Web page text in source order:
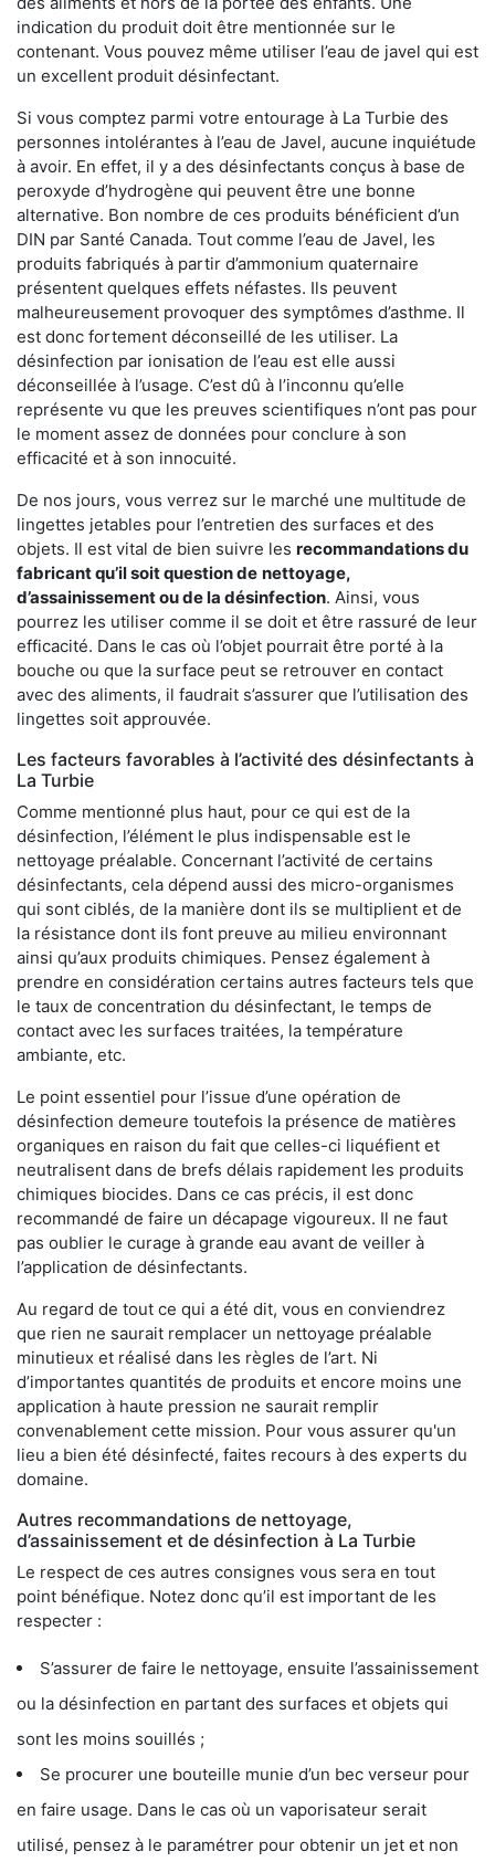
indication du produit doit être mentionnée sur le
contenant. Vous pouvez même utiliser l’eau de javel qui est
un excellent produit désinfectant.
Si vous comptez parmi votre entourage à La Turbie des
personnes intolérantes à l’eau de Javel, aucune inquiétude
à avoir. En effet, il y a des désinfectants conçus à base de
peroxyde d’hydrogène qui peuvent être une bonne
alternative. Bon nombre de ces produits bénéficient d’un
DIN par Santé Canada. Tout comme l’eau de Javel, les
produits fabriqués à partir d’ammonium quaternaire
présentent quelques effets néfastes. Ils peuvent
malheureusement provoquer des symptômes d’asthme. Il
est donc fortement déconseillé de les utiliser. La
désinfection par ionisation de l’eau est elle aussi
déconseillée à l’usage. C’est dû à l’inconnu qu’elle
représente vu que les preuves scientifiques n’ont pas pour
le moment assez de données pour conclure à son
efficacité et à son innocuité.
De nos jours, vous verrez sur le marché une multitude de
lingettes jetables pour l’entretien des surfaces et des
objets. Il est vital de bien suivre les recommandations du
fabricant qu’il soit question de nettoyage,
d’assainissement ou de la désinfection. Ainsi, vous
pourrez les utiliser comme il se doit et être rassuré de leur
efficacité. Dans le cas où l’objet pourrait être porté à la
bouche ou que la surface peut se retrouver en contact
avec des aliments, il faudrait s’assurer que l’utilisation des
lingettes soit approuvée.
Les facteurs favorables à l’activité des désinfectants à
La Turbie
Comme mentionné plus haut, pour ce qui est de la
désinfection, l’élément le plus indispensable est le
nettoyage préalable. Concernant l’activité de certains
désinfectants, cela dépend aussi des micro-organismes
qui sont ciblés, de la manière dont ils se multiplient et de
la résistance dont ils font preuve au milieu environnant
ainsi qu’aux produits chimiques. Pensez également à
prendre en considération certains autres facteurs tels que
le taux de concentration du désinfectant, le temps de
contact avec les surfaces traitées, la température
ambiante, etc.
Le point essentiel pour l’issue d’une opération de
désinfection demeure toutefois la présence de matières
organiques en raison du fait que celles-ci liquéfient et
neutralisent dans de brefs délais rapidement les produits
chimiques biocides. Dans ce cas précis, il est donc
recommandé de faire un décapage vigoureux. Il ne faut
pas oublier le curage à grande eau avant de veiller à
l’application de désinfectants.
Au regard de tout ce qui a été dit, vous en conviendrez
que rien ne saurait remplacer un nettoyage préalable
minutieux et réalisé dans les règles de l’art. Ni
d’importantes quantités de produits et encore moins une
application à haute pression ne saurait remplir
convenablement cette mission. Pour vous assurer qu'un
lieu a bien été désinfecté, faites recours à des experts du
domaine.
Autres recommandations de nettoyage,
d’assainissement et de désinfection à La Turbie
Le respect de ces autres consignes vous sera en tout
point bénéfique. Notez donc qu’il est important de les
respecter :
S’assurer de faire le nettoyage, ensuite l’assainissement
ou la désinfection en partant des surfaces et objets qui
sont les moins souillés ;
Se procurer une bouteille munie d’un bec verseur pour
en faire usage. Dans le cas où un vaporisateur serait
utilisé, pensez à le paramétrer pour obtenir un jet et non